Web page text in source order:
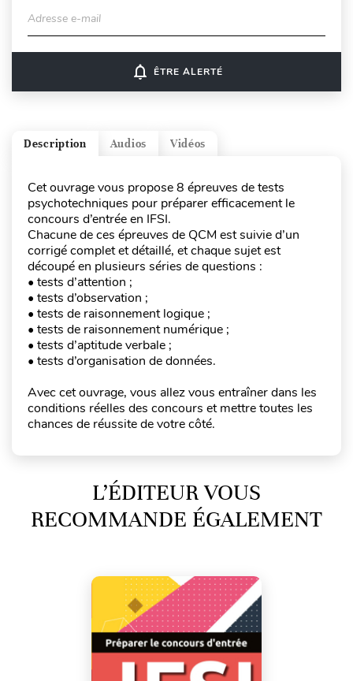
Adresse e-mail
notifications_none ÊTRE ALERTÉ
Vidéos
Audios
Description
Cet ouvrage vous propose 8 épreuves de tests
psychotechniques pour préparer efficacement le
concours d’entrée en IFSI.
Chacune de ces épreuves de QCM est suivie d’un
corrigé complet et détaillé, et chaque sujet est
découpé en plusieurs séries de questions :
• tests d’attention ;
• tests d’observation ;
• tests de raisonnement logique ;
• tests de raisonnement numérique ;
• tests d’aptitude verbale ;
• tests d’organisation de données.
Avec cet ouvrage, vous allez vous entraîner dans les
conditions réelles des concours et mettre toutes les
chances de réussite de votre côté.
L’ÉDITEUR VOUS
RECOMMANDE ÉGALEMENT